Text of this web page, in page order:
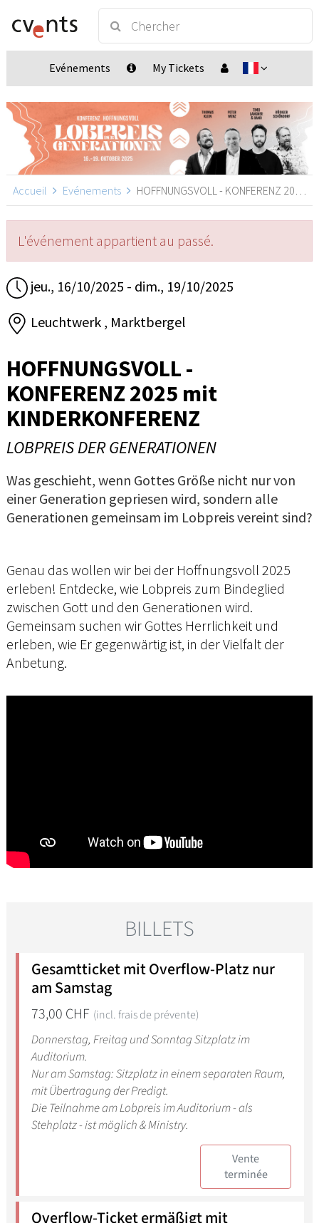
Evénements My Tickets
Accueil Evénements HOFFNUNGSVOLL - KONFERENZ 2025 mit KINDERKONFERENZ, Marktbergel
L'événement appartient au passé.
jeu., 16/10/2025 - dim., 19/10/2025
Leuchtwerk , Marktbergel
HOFFNUNGSVOLL -
KONFERENZ 2025 mit
KINDERKONFERENZ
LOBPREIS DER GENERATIONEN
Was geschieht, wenn Gottes Größe nicht nur von
einer Generation gepriesen wird, sondern alle
Generationen gemeinsam im Lobpreis vereint sind?
Genau das wollen wir bei der Hoffnungsvoll 2025
erleben! Entdecke, wie Lobpreis zum Bindeglied
zwischen Gott und den Generationen wird.
Gemeinsam suchen wir Gottes Herrlichkeit und
erleben, wie Er gegenwärtig ist, in der Vielfalt der
Anbetung.